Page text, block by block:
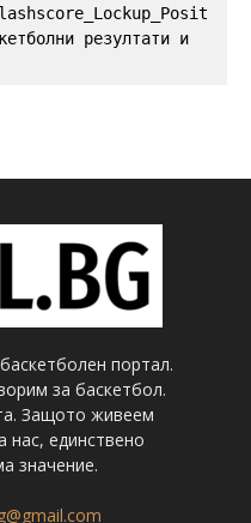
резултати и
портал.
за баскетбол.
Защото живеем
нас, единствено
значение.